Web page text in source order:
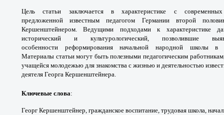
Цель статьи заключается вхарактеристике с
предложеннойизвестным педагогом Германии второй
Кершенштейнером.Ведущими подходами к характеристике
исторический и культурологический, позволившие
особенности реформирования начальной народной школы
Материалы статьи могут быть полезными педагогическим
учащейся молодежью для знакомства с жизнью и деятельностью
деятеля Георга Кершенштейнера.
Ключевые слова:
Георг Кершенштейнер, гражданское воспитание, трудовая школа,